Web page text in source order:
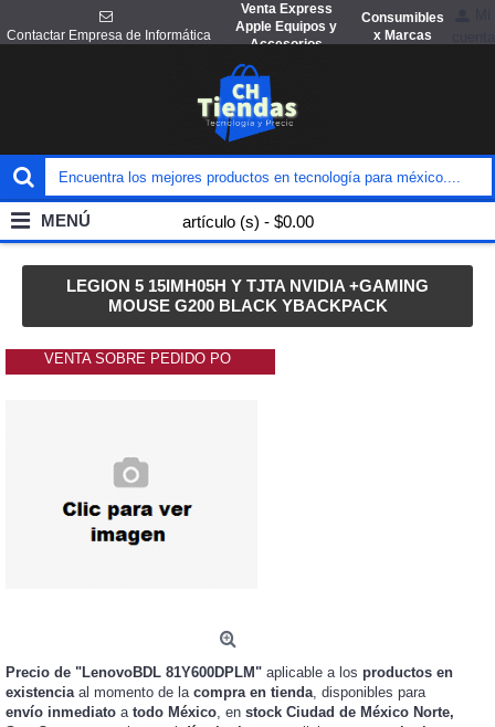
Contactar Empresa de Informática
Venta Express
Apple Equipos y
Accesorios
Consumibles
x Marcas
artículo (s) - $0.00
MENÚ
LEGION 5 15IMH05H Y TJTA NVIDIA +GAMING
MOUSE G200 BLACK YBACKPACK
VENTA SOBRE PEDIDO PO
Precio de "LenovoBDL 81Y600DPLM" aplicable a los productos en
existenciaal momento de la compra en tienda, disponibles para
envío inmediato a todo México, en stock Ciudad de México Norte,